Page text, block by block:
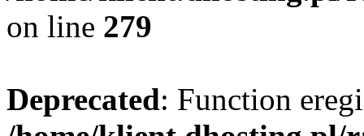
on line 279
Deprecated: Function